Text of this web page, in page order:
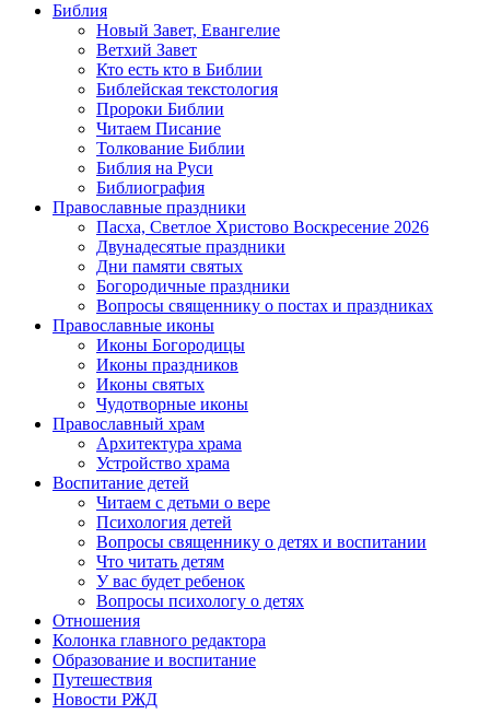
Библия
Новый Завет, Евангелие
Ветхий Завет
Кто есть кто в Библии
Библейская текстология
Пророки Библии
Читаем Писание
Толкование Библии
Библия на Руси
Библиография
Православные праздники
Пасха, Светлое Христово Воскресение 2026
Двунадесятые праздники
Дни памяти святых
Богородичные праздники
Вопросы священнику о постах и праздниках
Православные иконы
Иконы Богородицы
Иконы праздников
Иконы святых
Чудотворные иконы
Православный храм
Архитектура храма
Устройство храма
Воспитание детей
Читаем с детьми о вере
Психология детей
Вопросы священнику о детях и воспитании
Что читать детям
У вас будет ребенок
Вопросы психологу о детях
Отношения
Колонка главного редактора
Образование и воспитание
Путешествия
Новости РЖД